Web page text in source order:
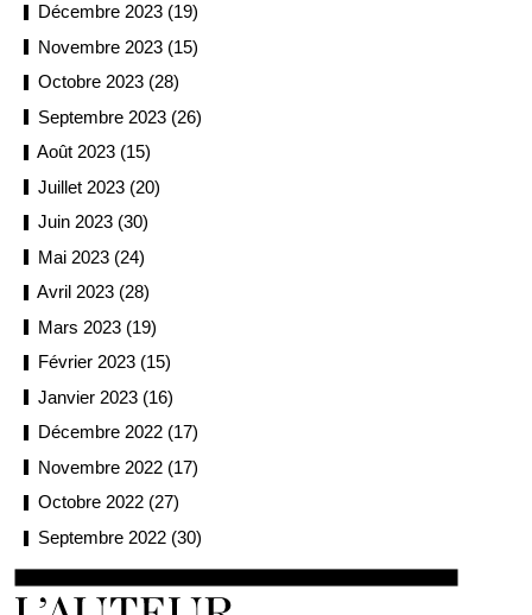
Décembre 2023 (19)
Novembre 2023 (15)
Octobre 2023 (28)
Septembre 2023 (26)
Août 2023 (15)
Juillet 2023 (20)
Juin 2023 (30)
Mai 2023 (24)
Avril 2023 (28)
Mars 2023 (19)
Février 2023 (15)
Janvier 2023 (16)
Décembre 2022 (17)
Novembre 2022 (17)
Octobre 2022 (27)
Septembre 2022 (30)